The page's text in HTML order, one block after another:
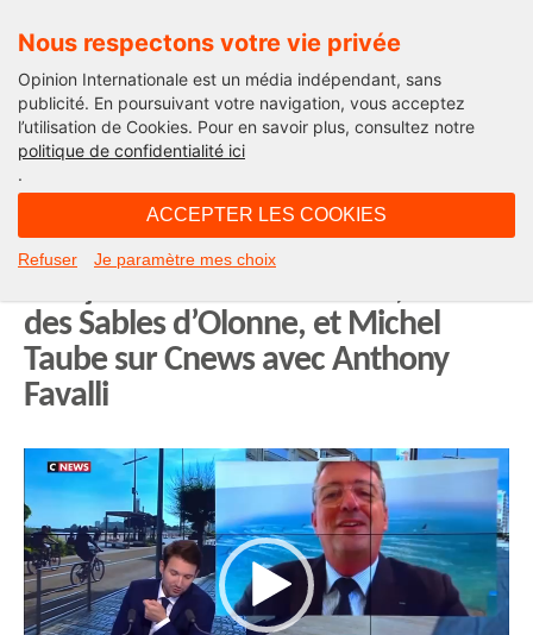
Nous respectons votre vie privée
Opinion Internationale est un média indépendant, sans
publicité. En poursuivant votre navigation, vous acceptez
l’utilisation de Cookies. Pour en savoir plus, consultez notre
politique de confidentialité ici
.
ACCEPTER LES COOKIES
Refuser Je paramètre mes choix
Edito
L’élégance sablaise, c’est l’élégance
des Sables d’Olonne, et Michel
Taube sur Cnews avec Anthony
Favalli
Lecteur
vidéo